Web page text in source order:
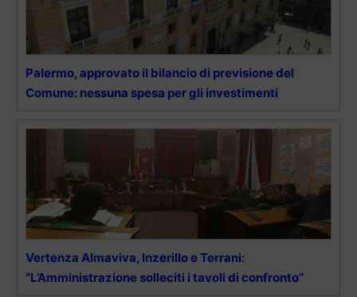
Palermo, approvato il bilancio di previsione del
Comune: nessuna spesa per gli investimenti
Vertenza Almaviva, Inzerillo e Terrani:
“L’Amministrazione solleciti i tavoli di confronto”